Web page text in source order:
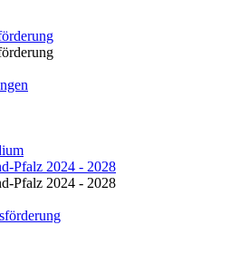
Pfalz 2024 - 2028
Pfalz 2024 - 2028